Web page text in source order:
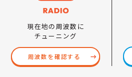
現在地の周波数に
チューニング
周波数を確認する